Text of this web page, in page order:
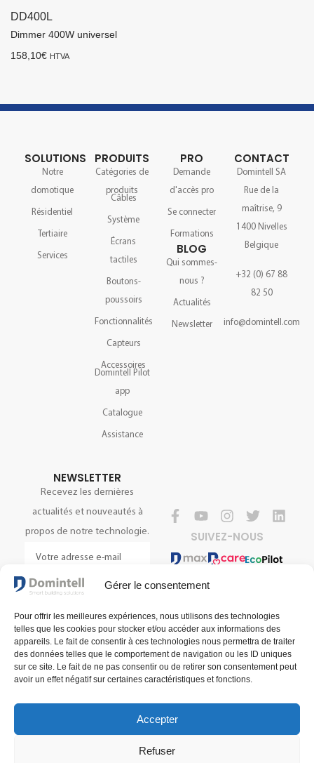
Gérer le consentement
Pour offrir les meilleures expériences, nous utilisons des technologies
telles que les cookies pour stocker et/ou accéder aux informations des
appareils. Le fait de consentir à ces technologies nous permettra de traiter
des données telles que le comportement de navigation ou les ID uniques
sur ce site. Le fait de ne pas consentir ou de retirer son consentement peut
avoir un effet négatif sur certaines caractéristiques et fonctions.
Accepter
Refuser
DD400L
Dimmer 400W universel
158,10€ HTVA
SOLUTIONS
Notre
domotique
Résidentiel
Tertiaire
Services
PRODUITS
Catégories de
produits
Câbles
Système
Écrans
tactiles
Boutons-
poussoirs
Fonctionnalités
Capteurs
Accessoires
Domintell Pilot
app
Catalogue
Assistance
PRO
Demande
d'accès pro
Se connecter
Formations
BLOG
Qui sommes-
nous ?
Actualités
Newsletter
CONTACT
Domintell SA
Rue de la
maîtrise, 9
1400 Nivelles
Belgique
+32 (0) 67 88
82 50
info@domintell.com
NEWSLETTER
Recevez les dernières
actualités et nouveautés à
propos de notre technologie.
S'INSCRIRE
SUIVEZ-NOUS
Politique de confidentialité© 2025 Domintell SA